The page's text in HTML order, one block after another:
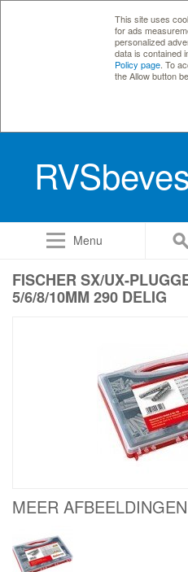
This site uses
for ads
personalized
data is contained
Policy page . To
the Allow button
Menu
FISCHER SX/UX-
5/6/8/10MM 290 DELIG
MEER AFBEELDINGEN